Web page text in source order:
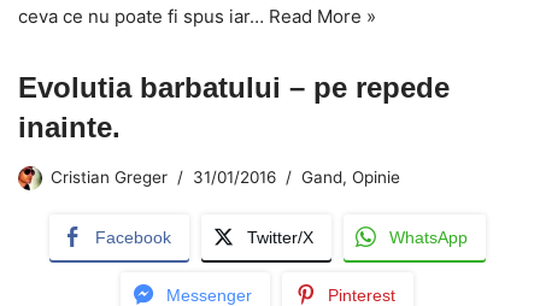
ceva ce nu poate fi spus iar… Read More »
Evolutia barbatului – pe repede
inainte.
Cristian Greger 31/01/2016 Gand, Opinie
Facebook Twitter/X WhatsApp
Messenger Pinterest